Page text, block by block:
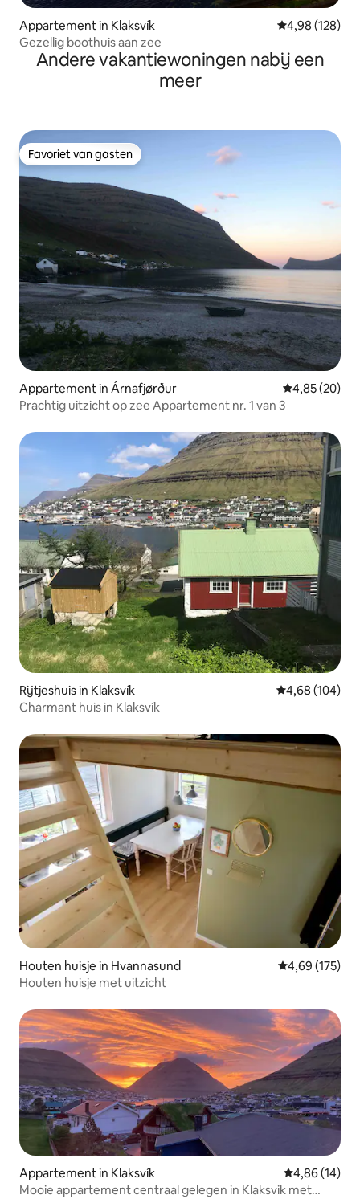
Appartement in Klaksvík Gemiddelde
4,98 (128)
Gezellig boothuis aan zee
Andere vakantiewoningen nabij een
meer
Favoriet van gasten
Favoriet van gasten
Appartement in Árnafjørður Gemiddelde
4,85 (20)
Prachtig uitzicht op zee Appartement nr. 1 van 3
Rijtjeshuis in Klaksvík Gemiddelde
4,68 (104)
Charmant huis in Klaksvík
Houten huisje in Hvannasund Gemiddelde
4,69 (175)
Houten huisje met uitzicht
Appartement in Klaksvík Gemiddelde
4,86 (14)
Mooie appartement centraal gelegen in Klaksvik met